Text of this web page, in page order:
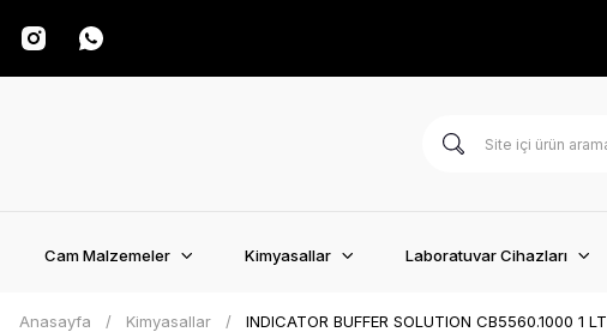
Cam Malzemeler Kimyasallar Laboratuvar Cihazları
Anasayfa Kimyasallar INDICATOR BUFFER SOLUTION CB5560.1000 1 LT